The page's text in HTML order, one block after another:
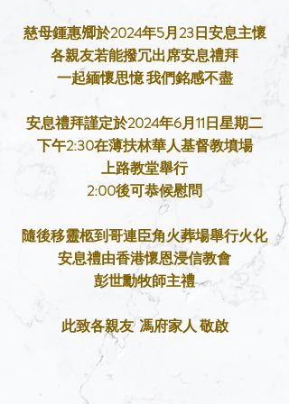
慈母鍾惠𡖖於2024年5月23日安息主懷
各親友若能撥冗出席安息禮拜
一起緬懷思憶 我們銘感不盡
安息禮拜謹定於2024年6月11日星期二
下午2:30在薄扶林華人基督教墳場
上路教堂舉行
2:00後可恭候慰問
隨後移靈柩到哥連臣角火葬場舉行火化
安息禮由香港懷恩浸信教會
彭世勳牧師主禮
此致各親友 馮府家人 敬啟